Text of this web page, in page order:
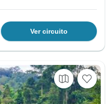
Ver circuito